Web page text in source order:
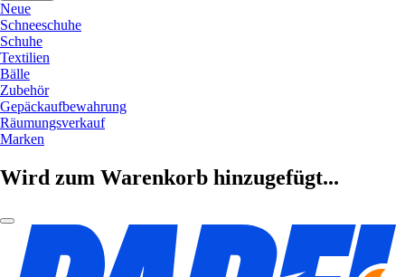
Neue
Schneeschuhe
Schuhe
Textilien
Bälle
Zubehör
Gepäckaufbewahrung
Räumungsverkauf
Marken
Wird zum Warenkorb hinzugefügt...